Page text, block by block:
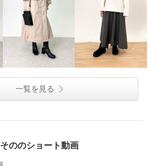
一覧を見る
そののショート動画